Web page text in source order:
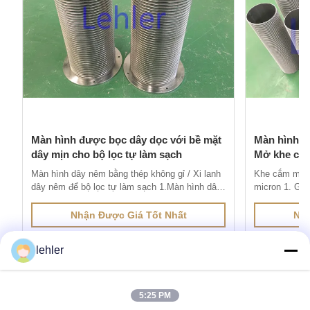
Màn hình được bọc dây dọc với bề mặt
dây mịn cho bộ lọc tự làm sạch
Màn hình dây nêm bằng thép không gỉ / Xi lanh
dây nêm để bộ lọc tự làm sạch 1.Màn hình dây
nêm bằng thép không gỉđược sản xuất thông
qua phương pháp hàn điện trở, dây có cấu hình
đặc biệt được hàn vào dây đỡ ở góc 90 độ.
Khoảng cách giữa các biên dạng bề mặt được
kiểm soát rất chính xác vì nó tạo th...
Nhận Được Giá Tốt Nhất
Màn hình
Mở khe
Khe cắm
micron 1.
dây V được
hàn điện
hàn vào dây
đặc điểm
hở chính
lehler
5:25 PM